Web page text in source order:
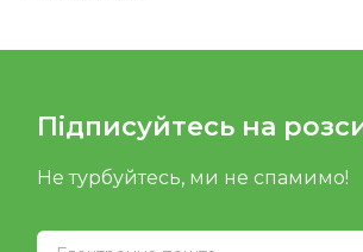
Підписуйтесь на
Не турбуйтесь, ми не спамимо!